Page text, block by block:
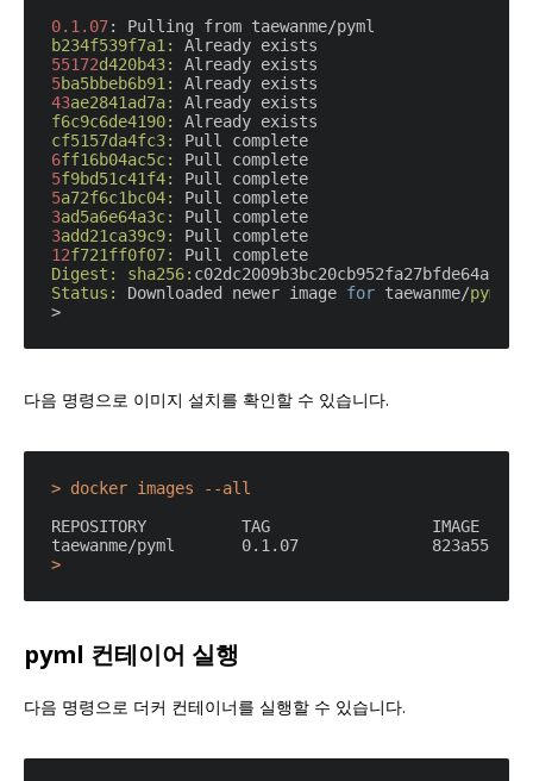
0.1 .07
b234f539f7a1:
55172d420b43:
5ba5bbeb6b91:
43ae2841ad7a:
f6c9c6de4190:
cf5157da4fc3:
6ff16b04ac5c:
5f9bd51c41f4:
5a72f6c1bc04:
3ad5a6e64a3c:
3add21ca39c9:
12f721ff0f07:
Digest:
sha256:
Status:
Downloaded newer image for taewanme/pyml:
다음 명령으로 이미지 설치를 확인할 수 있습니다.
> docker images --all
REPOSITORY          TAG                 IMAGE
pyml 컨테이어 실행
다음 명령으로 더커 컨테이너를 실행할 수 있습니다.